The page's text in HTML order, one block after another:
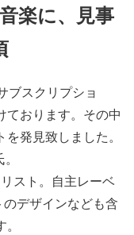
楽に、見事
ブスクリプショ
ております。その中
発見致しました。
スト。自主レーベ
デザインなども含